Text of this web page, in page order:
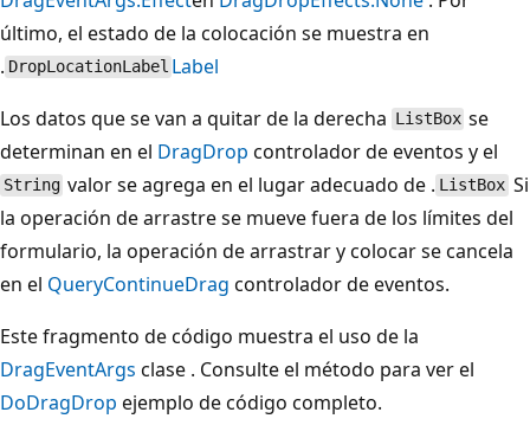
último, el estado de la colocación se muestra en
. DropLocationLabel Label
Los datos que se van a quitar de la derecha ListBox se
determinan en el DragDrop controlador de eventos y el
String valor se agrega en el lugar adecuado de . ListBox Si
la operación de arrastre se mueve fuera de los límites del
formulario, la operación de arrastrar y colocar se cancela
en el QueryContinueDrag controlador de eventos.
Este fragmento de código muestra el uso de la
DragEventArgs clase . Consulte el método para ver el
DoDragDrop ejemplo de código completo.